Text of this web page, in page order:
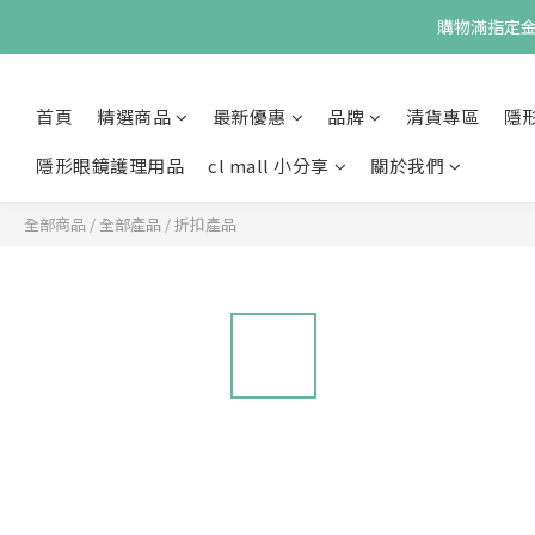
購物滿指定
首頁 精選商品 最新優惠 品牌 清貨專區
隱
隱形眼鏡護理用品
cl mall 小分享 關於我們
全部商品 / 全部產品 /折扣產品